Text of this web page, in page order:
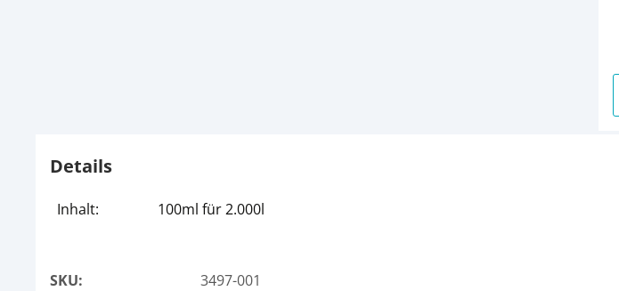
Details
Inhalt: 100ml für 2.000l
SKU:
3497-001